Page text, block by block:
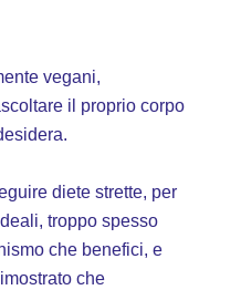
vegani,
il proprio corpo
diete strette, per
troppo spesso
che benefici, e
che